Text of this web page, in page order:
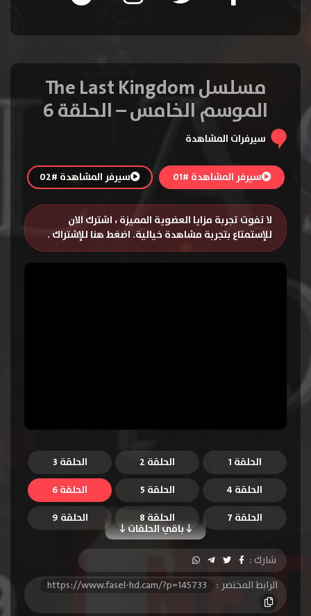
مسلسل The Last Kingdom
الموسم الخامس – الحلقة 6
سيرفرات المشاهدة
سيرفر المشاهدة #01 سيرفر المشاهدة #02
لا تفوت تجربة مزايا العضوية المميزة ، اشترك الان
للإستمتاع بتجربة مشاهدة خيالية. اضغط هنا للإشتراك .
الحلقة 1 الحلقة 2
الحلقة 3
الحلقة 4
الحلقة 5 الحلقة 6
باقي الحلقات
الحلقة 7 الحلقة 8
الحلقة 9
الحلقة 10
شارك :
الرابط المختصر :
https://www.fasel-hd.cam/?p=145733